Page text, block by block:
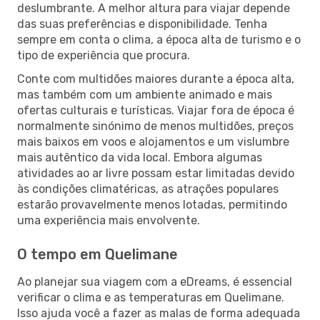
deslumbrante. A melhor altura para viajar depende
das suas preferências e disponibilidade. Tenha
sempre em conta o clima, a época alta de turismo e o
tipo de experiência que procura.
Conte com multidões maiores durante a época alta,
mas também com um ambiente animado e mais
ofertas culturais e turísticas. Viajar fora de época é
normalmente sinónimo de menos multidões, preços
mais baixos em voos e alojamentos e um vislumbre
mais autêntico da vida local. Embora algumas
atividades ao ar livre possam estar limitadas devido
às condições climatéricas, as atrações populares
estarão provavelmente menos lotadas, permitindo
uma experiência mais envolvente.
O tempo em Quelimane
Ao planejar sua viagem com a eDreams, é essencial
verificar o clima e as temperaturas em Quelimane.
Isso ajuda você a fazer as malas de forma adequada